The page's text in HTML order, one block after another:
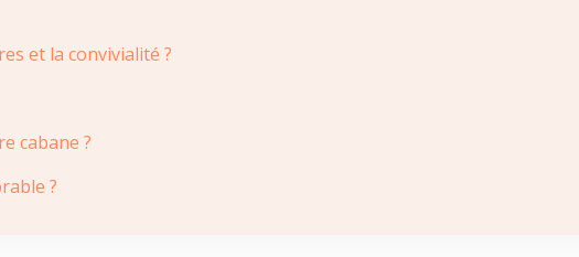
et la convivialité ?
cabane ?
?